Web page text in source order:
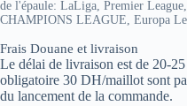
de l'épaule: LaLiga, Premier
CHAMPIONS LEAGUE, Europa
Frais Douane et livraison
Le délai de livraison est de 20-
obligatoire 30 DH/maillot sont
du lancement de la commande.